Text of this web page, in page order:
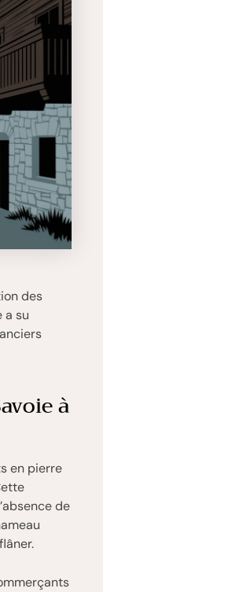
des
a su
à
en pierre
de